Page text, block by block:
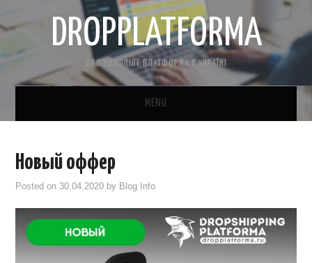
DROPPLATFORMA
ДРОПШИППІНГ ПЛАТФОРМА В УКРАЇНІ
MENU
КОНТАКТНА ІНФОРМАЦІЯ
ПРО НАС
САЙТ БЕЗКОШТОВНО
Новый оффер
Posted on 30.04.2020 by Blog Info